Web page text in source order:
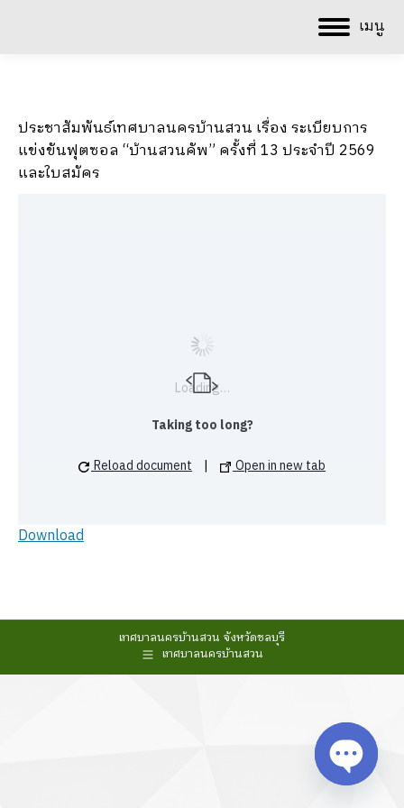
เมนู
ประชาสัมพันธ์เทศบาลนครบ้านสวน เรื่อง ระเบียบการ
แข่งขันฟุตซอล “บ้านสวนคัพ” ครั้งที่ 13 ประจำปี 2569
และใบสมัคร
Loading…
Taking too long?
Reload document
| Open in new tab
Download
เทศบาลนครบ้านสวน จังหวัดชลบุรี
เทศบาลนครบ้านสวน